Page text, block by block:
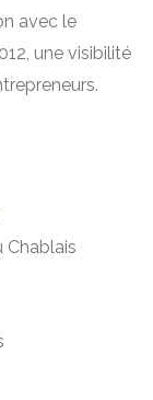
avec le
une visibilité
Chablais